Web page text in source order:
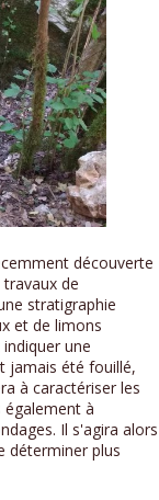
découverte
de
stratigraphie
et de limons
une
jamais été fouillé,
à caractériser les
à
Il s'agira alors
déterminer plus